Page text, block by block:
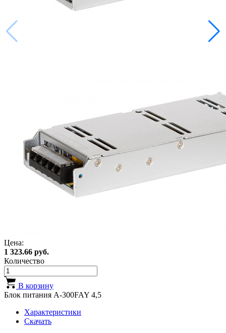
Цена:
1 323.66 руб.
Количество
В корзину
Блок питания A-300FAY 4,5
Характеристики
Скачать